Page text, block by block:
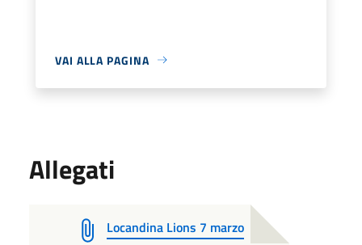
VAI ALLA PAGINA
Allegati
Locandina Lions 7 marzo